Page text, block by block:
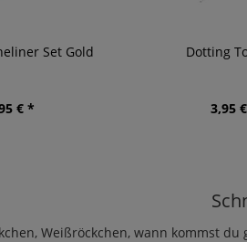
Set Gold
€ *
Dotting
3,95
Weißröckchen, wann kommst